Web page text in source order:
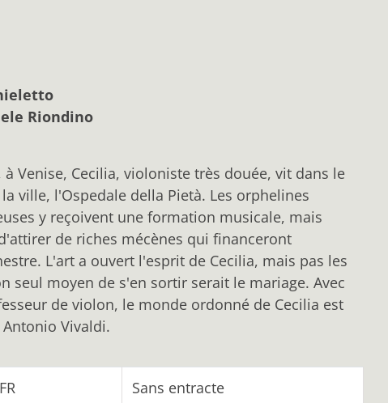
Riondino
à Venise, Cecilia, violoniste très douée, vit dans le
ville, l'Ospedale della Pietà. Les orphelines
y reçoivent une formation musicale, mais
de riches mécènes qui financeront
L'art a ouvert l'esprit de Cecilia, mais pas les
seul moyen de s'en sortir serait le mariage. Avec
de violon, le monde ordonné de Cecilia est
Vivaldi.
Sans entracte